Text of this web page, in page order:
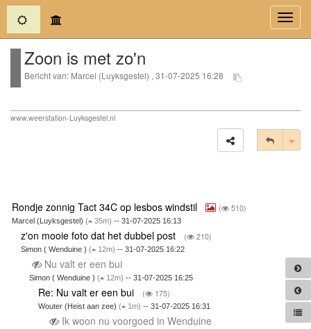
(current)
Zoon is met zo'n
Bericht van: Marcel (Luyksgestel) , 31-07-2025 16:28
www.weerstation-Luyksgestel.nl
Rondje zonnig Tact 34C op lesbos windstil ( 510)
Marcel (Luyksgestel) ( 35m) -- 31-07-2025 16:13
z'on mooie foto dat het dubbel post ( 210)
Simon ( Wenduine ) ( 12m) -- 31-07-2025 16:22
Nu valt er een bui
Simon ( Wenduine )( 12m) -- 31-07-2025 16:25
Re: Nu valt er een bui ( 175)
Wouter (Heist aan zee) ( 1m) -- 31-07-2025 16:31
Ik woon nu voorgoed in Wenduine